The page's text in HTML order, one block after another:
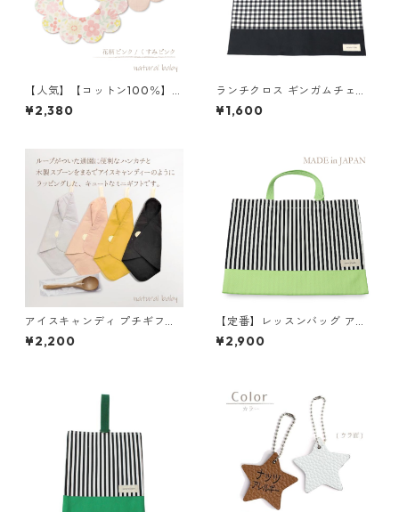
【人気】【コットン100％】
花びらスタイ 花柄ピンク／く
すみピンク
¥2,380
ランチクロス ギンガムチェッ
ク×ブラック 85-73263-1
¥1,600
アイスキャンディ プチギフト
くすみピンク
¥2,200
【定番】レッスンバッグ アッ
プルグリーン×ストライプ 縦3
0cm×横40cm
¥2,900